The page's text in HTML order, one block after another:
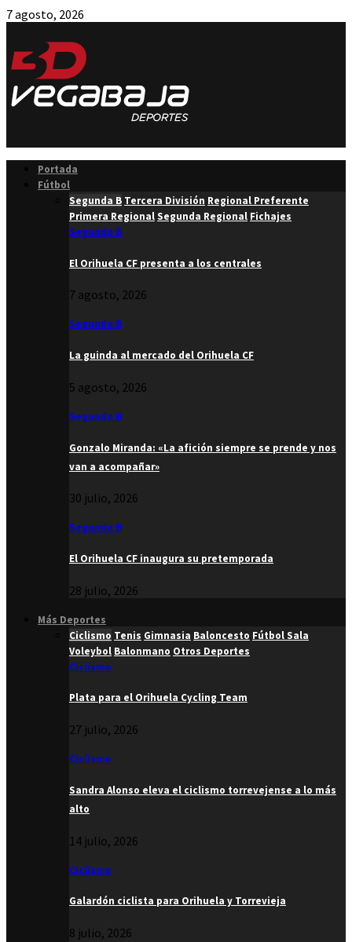
7 agosto, 2026
Portada
Fútbol
Segunda B Tercera División Regional Preferente
Primera RegionalSegunda Regional Fichajes
Segunda B
El Orihuela CF presenta a los centrales
7 agosto, 2026
Segunda B
La guinda al mercado del Orihuela CF
5 agosto, 2026
Segunda B
Gonzalo Miranda: «La afición siempre se prende y nos
van a acompañar»
30 julio, 2026
Segunda B
El Orihuela CF inaugura su pretemporada
28 julio, 2026
Más Deportes
Ciclismo Tenis Gimnasia Baloncesto Fútbol Sala
Voleybol Balonmano Otros Deportes
Ciclismo
Plata para el Orihuela Cycling Team
27 julio, 2026
Ciclismo
Sandra Alonso eleva el ciclismo torrevejense a lo más
alto
14 julio, 2026
Ciclismo
Galardón ciclista para Orihuela y Torrevieja
8 julio, 2026